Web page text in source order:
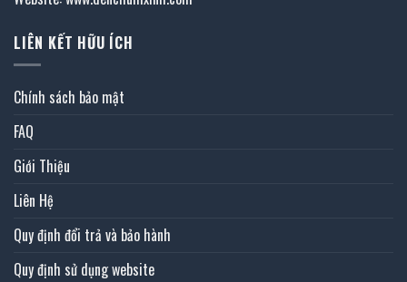
LIÊN KẾT HỮU ÍCH
Chính sách bảo mật
FAQ
Giới Thiệu
Liên Hệ
Quy định đổi trả và bảo hành
Quy định sử dụng website